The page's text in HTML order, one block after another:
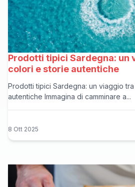
Prodotti tipici Sardegna: un
colori e storie autentiche
Prodotti tipici Sardegna: un viaggio
autentiche Immagina di camminare a...
8 Ott 2025